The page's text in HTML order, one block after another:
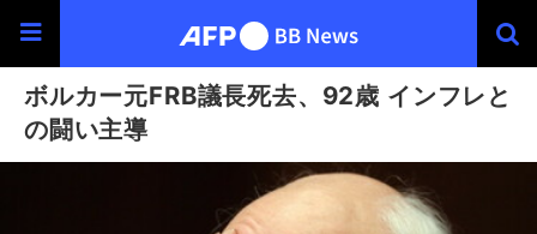
ボルカー元FRB議長死去、92歳 インフレと
の闘い主導